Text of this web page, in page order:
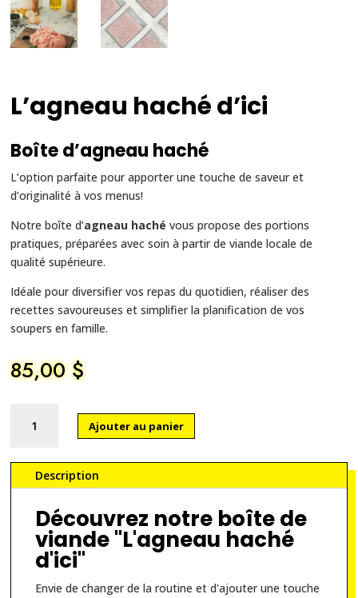
L’agneau haché d’ici
Boîte d’agneau haché
L’option parfaite pour apporter une touche de saveur et
d’originalité à vos menus!
Notre boîte d’agneau haché vous propose des portions
pratiques, préparées avec soin à partir de viande locale de
qualité supérieure.
Idéale pour diversifier vos repas du quotidien, réaliser des
recettes savoureuses et simplifier la planification de vos
soupers en famille.
85,00$
haché
d'ici
Ajouter au panier
Description
Découvrez notre boîte de
viande "L'agneau haché
d'ici"
Envie de changer de la routine et d'ajouter une touche